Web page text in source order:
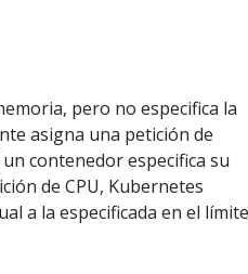
pero no especifica la
asigna una petición de
contenedor especifica su
de CPU, Kubernetes
a la especificada en el